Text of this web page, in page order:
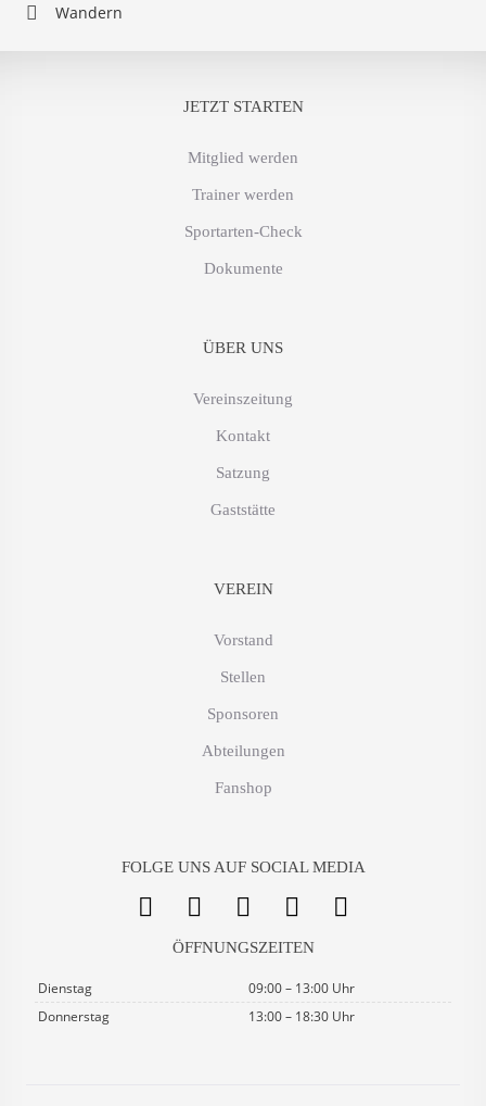
Wandern
JETZT STARTEN
Mitglied werden
Trainer werden
Sportarten-Check
Dokumente
ÜBER UNS
Vereinszeitung
Kontakt
Satzung
Gaststätte
VEREIN
Vorstand
Stellen
Sponsoren
Abteilungen
Fanshop
FOLGE UNS AUF SOCIAL MEDIA
ÖFFNUNGSZEITEN
Dienstag
09:00 – 13:00 Uhr
Donnerstag
13:00 – 18:30 Uhr